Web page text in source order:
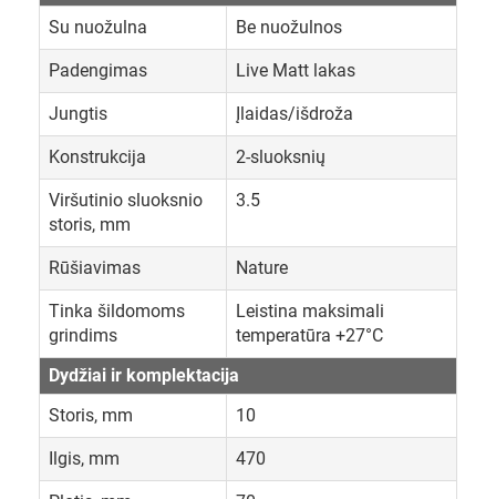
Su nuožulna
Be nuožulnos
Padengimas Live Matt lakas
Jungtis Įlaidas/išdroža
Konstrukcija 2-sluoksnių
Viršutinio sluoksnio
storis, mm
3.5
Rūšiavimas Nature
Tinka šildomoms
grindims
Leistina maksimali
temperatūra +27°C
Dydžiai ir komplektacija
Storis, mm
10
Ilgis, mm 470